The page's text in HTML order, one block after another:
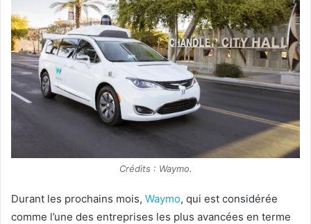
Crédits : Waymo.
Durant les prochains mois, Waymo, qui est considérée
comme l’une des entreprises les plus avancées en terme